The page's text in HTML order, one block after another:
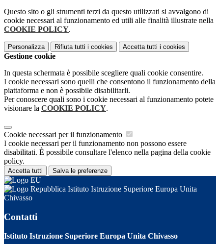
Questo sito o gli strumenti terzi da questo utilizzati si avvalgono di
cookie necessari al funzionamento ed utili alle finalità illustrate nella
COOKIE POLICY.
Personalizza Rifiuta tutti i cookies Accetta tutti i cookies
Gestione cookie
In questa schermata è possibile scegliere quali cookie consentire.
I cookie necessari sono quelli che consentono il funzionamento della
piattaforma e non è possibile disabilitarli.
Per conoscere quali sono i cookie necessari al funzionamento potete
visionare la COOKIE POLICY.
Cookie necessari per il funzionamento
I cookie necessari per il funzionamento non possono essere
disabilitati. È possibile consultare l'elenco nella pagina della cookie
policy.
Accetta tutti Salva le preferenze
Istituto Istruzione Superiore Europa Unita
Chivasso
Contatti
Istituto Istruzione Superiore Europa Unita Chivasso